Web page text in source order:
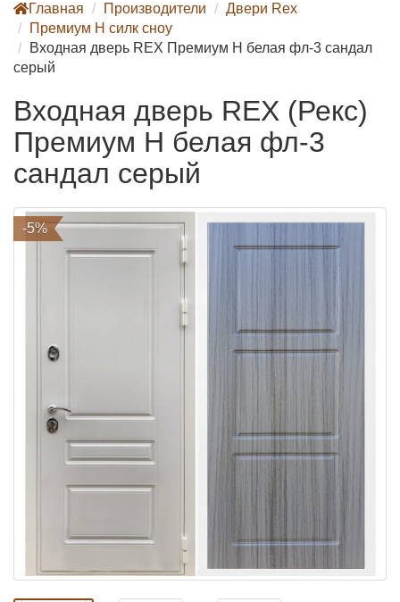
Главная Производители
Двери Rex
Премиум H силк сноу
Входная дверь REX Премиум H белая фл-3 сандал
серый
Входная дверь REX (Рекс)
Премиум H белая фл-3
сандал серый
-5%